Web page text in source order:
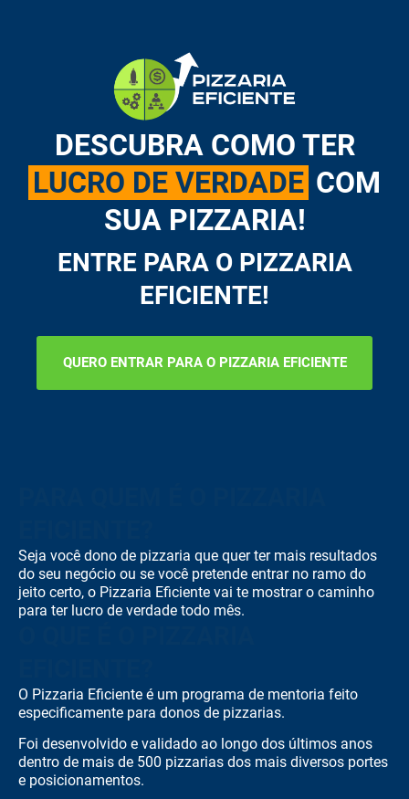
DESCUBRA COMO TER
LUCRO DE VERDADE COM
SUA PIZZARIA!
ENTRE PARA O PIZZARIA
EFICIENTE!
QUERO ENTRAR PARA O PIZZARIA EFICIENTE
Seja você dono de pizzaria que quer ter mais resultados
do seu negócio ou se você pretende entrar no ramo do
jeito certo, o Pizzaria Eficiente vai te mostrar o caminho
para ter lucro de verdade todo mês.
O Pizzaria Eficiente é um programa de mentoria feito
especificamente para donos de pizzarias.
Foi desenvolvido e validado ao longo dos últimos anos
dentro de mais de 500 pizzarias dos mais diversos portes
e posicionamentos.